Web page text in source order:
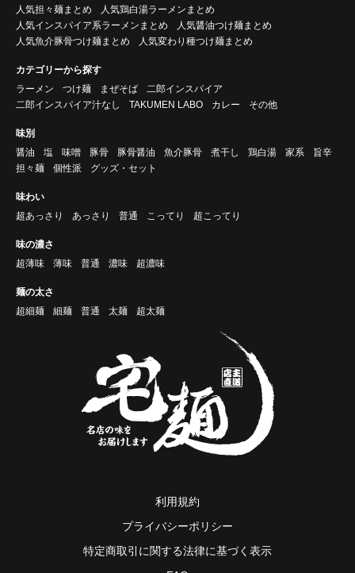
人気担々麺まとめ
人気鶏白湯ラーメンまとめ
人気インスパイア系ラーメンまとめ
人気醤油つけ麺まとめ
人気魚介豚骨つけ麺まとめ
人気変わり種つけ麺まとめ
カテゴリーから探す
ラーメン
つけ麺 まぜそば
二郎インスパイア
二郎インスパイア汁なし
TAKUMEN LABO カレー その他
味別
醤油
塩 味噌 豚骨 豚骨醤油 魚介豚骨 煮干し 鶏白湯 家系
旨辛
担々麺
個性派 グッズ・セット
味わい
超あっさり
あっさり 普通 こってり 超こってり
味の濃さ
超薄味
薄味 普通 濃味 超濃味
麺の太さ
超細麺
細麺 普通 太麺 超太麺
利用規約
プライバシーポリシー
特定商取引に関する法律に基づく表示